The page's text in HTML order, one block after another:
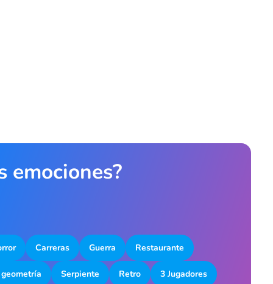
emociones?
Carreras Guerra Restaurante
Serpiente Retro 3 Jugadores